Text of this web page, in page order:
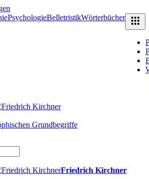
PsychologieBelletristikWörterbücher
Grundbegriffe
Friedrich Kirchner